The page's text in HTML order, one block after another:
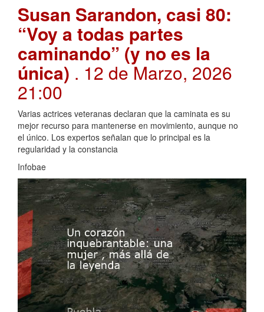
Susan Sarandon, casi 80:
“Voy a todas partes
caminando” (y no es la
única) . 12 de Marzo, 2026
21:00
Varias actrices veteranas declaran que la caminata es su
mejor recurso para mantenerse en movimiento, aunque no
el único. Los expertos señalan que lo principal es la
regularidad y la constancia
Infobae